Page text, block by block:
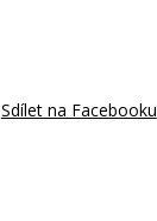
Sdílet na Facebooku